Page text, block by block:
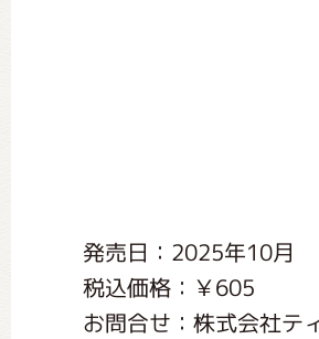
発売日：2025年10月
税込価格：￥605
お問合せ：株式会社テ
くまのがっこう 家